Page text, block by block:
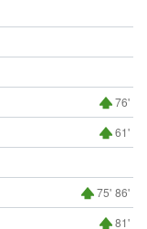
76'
61'
75' 86'
81'